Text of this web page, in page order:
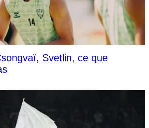
Svetlin, ce que